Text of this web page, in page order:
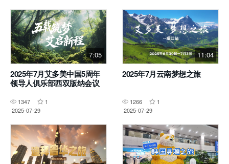
7:05
2025年7月艾多美中国5周年
领导人俱乐部西双版纳会议
1347
1
2025-07-29
11:04
2025年7月云南梦想之旅
1266
1
2025-07-29